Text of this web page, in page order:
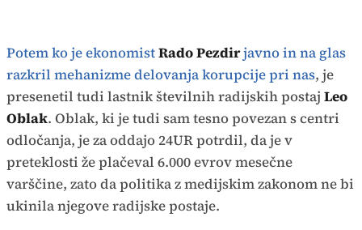
Potem ko je ekonomistRado Pezdirjavno in na glas
razkril mehanizme delovanja korupcije pri nas, je
presenetil tudi lastnik številnih radijskih postaj Leo
Oblak. Oblak, ki je tudi sam tesno povezan s centri
odločanja, je za oddajo 24UR potrdil, da je v
preteklosti že plačeval 6.000 evrov mesečne
varščine, zato da politika z medijskim zakonom ne bi
ukinila njegove radijske postaje.